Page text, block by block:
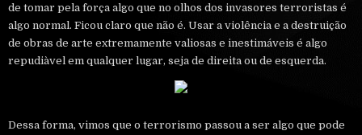
de tomar pela força algo que no olhos dos invasores terroristas é
algo normal. Ficou claro que não é. Usar a violência e a destruição
de obras de arte extremamente valiosas e inestimáveis é algo
repudiàvel em qualquer lugar, seja de direita ou de esquerda.
Dessa forma, vimos que o terrorismo passou a ser algo que pode